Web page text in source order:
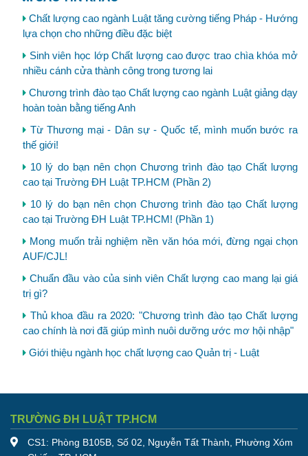
Chất lượng cao ngành Luật tăng cường tiếng Pháp - Hướng
lựa chọn cho những điều đặc biệt
Sinh viên học lớp Chất lượng cao được trao chìa khóa mở
nhiều cánh cửa thành công trong tương lai
Chương trình đào tạo Chất lượng cao ngành Luật giảng dạy
hoàn toàn bằng tiếng Anh
Từ Thương mại - Dân sự - Quốc tế, mình muốn bước ra
thế giới!
10 lý do bạn nên chọn Chương trình đào tạo Chất lượng
cao tại Trường ĐH Luật TP.HCM (Phần 2)
10 lý do bạn nên chọn Chương trình đào tạo Chất lượng
cao tại Trường ĐH Luật TP.HCM! (Phần 1)
Mong muốn trải nghiệm nền văn hóa mới, đừng ngại chọn
AUF/CJL!
Chuẩn đầu vào của sinh viên Chất lượng cao mang lại giá
trị gì?
Thủ khoa đầu ra 2020: "Chương trình đào tạo Chất lượng
cao chính là nơi đã giúp mình nuôi dưỡng ước mơ hội nhập"
Giới thiệu ngành học chất lượng cao Quản trị - Luật
TRƯỜNG ĐH LUẬT TP.HCM
CS1: Phòng B105B, Số 02, Nguyễn Tất Thành, Phường Xóm